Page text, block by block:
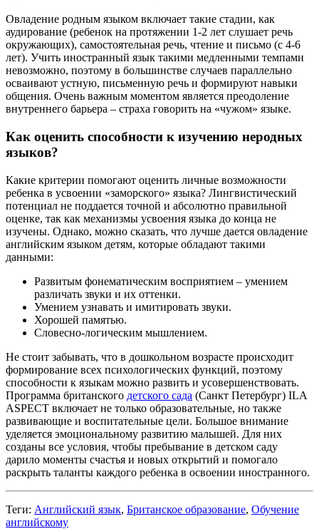
Овладение родным языком включает такие стадии, как
аудирование (ребенок на протяжении 1-2 лет слушает речь
окружающих), самостоятельная речь, чтение и письмо (с 4-6
лет). Учить иностранный язык такими медленными темпами
невозможно, поэтому в большинстве случаев параллельно
осваивают устную, письменную речь и формируют навыки
общения. Очень важным моментом является преодоление
внутреннего барьера – страха говорить на «чужом» языке.
Как оценить способности к изучению неродных
языков?
Какие критерии помогают оценить личные возможности
ребенка в усвоении «заморского» языка? Лингвистический
потенциал не поддается точной и абсолютно правильной
оценке, так как механизмы усвоения языка до конца не
изучены. Однако, можно сказать, что лучше дается овладение
английским языком детям, которые обладают такими
данными:
Развитым фонематическим восприятием – умением
различать звуки и их оттенки.
Умением узнавать и имитировать звуки.
Хорошей памятью.
Словесно-логическим мышлением.
Не стоит забывать, что в дошкольном возрасте происходит
формирование всех психологических функций, поэтому
способности к языкам можно развить и усовершенствовать.
Программа британского детского сада (Санкт Петербург) ILA
ASPECT включает не только образовательные, но также
развивающие и воспитательные цели. Большое внимание
уделяется эмоциональному развитию малышей. Для них
созданы все условия, чтобы пребывание в детском саду
дарило моменты счастья и новых открытий и помогало
раскрыть таланты каждого ребенка в освоении иностранного.
Теги: Английский язык, Британское образование, Обучение
английскому